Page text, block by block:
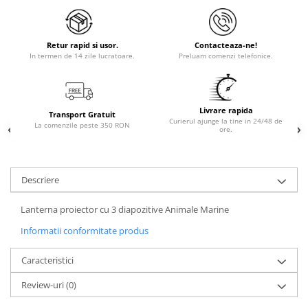
Retur rapid si usor.
In termen de 14 zile lucratoare.
Contacteaza-ne!
Preluam comenzi telefonice.
Transport Gratuit
La comenzile peste 350 RON
Livrare rapida
Curierul ajunge la tine in 24/48 de
ore.
Descriere
Lanterna proiector cu 3 diapozitive Animale Marine
Informatii conformitate produs
Caracteristici
Review-uri(0)